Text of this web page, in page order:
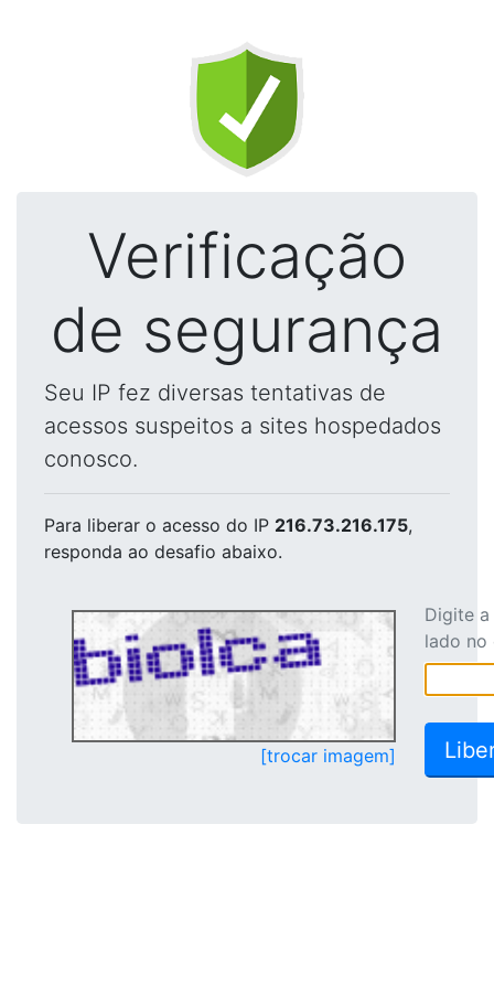
Verificação
de segurança
Seu IP fez diversas tentativas de
acessos suspeitos a sites hospedados
conosco.
Para liberar o acesso do IP 216.73.216.175,
responda ao desafio abaixo.
[trocar imagem]
Digite
lado no